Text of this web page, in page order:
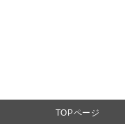
TOPページ